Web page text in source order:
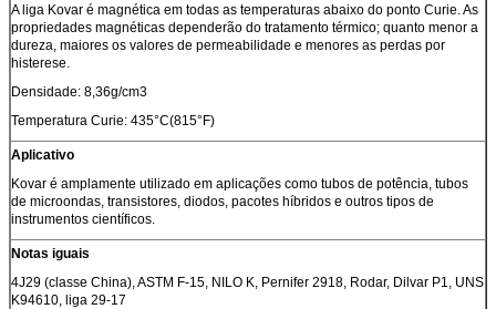
A liga Kovar é magnética em todas as temperaturas abaixo do ponto Curie. As
propriedades magnéticas dependerão do tratamento térmico; quanto menor a
dureza, maiores os valores de permeabilidade e menores as perdas por
histerese.
Densidade: 8,36g/cm3
Temperatura Curie: 435°C(815°F)
Aplicativo
Kovar é amplamente utilizado em aplicações como tubos de potência, tubos
de microondas, transistores, diodos, pacotes híbridos e outros tipos de
instrumentos científicos.
Notas iguais
4J29 (classe China), ASTM F-15, NILO K, Pernifer 2918, Rodar, Dilvar P1, UNS
K94610, liga 29-17